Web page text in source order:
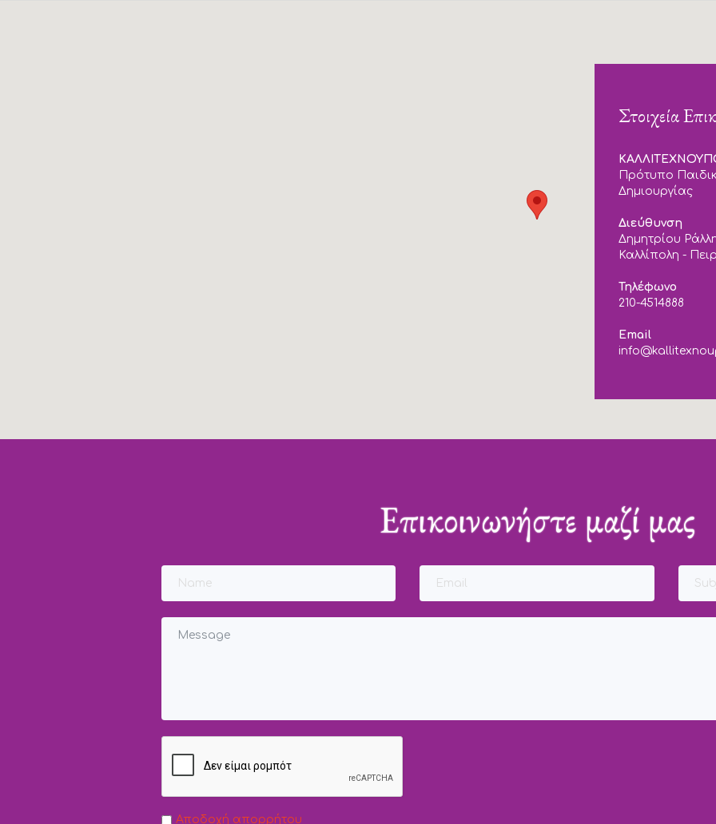
Στοιχεία
Πρότυπο
Δημιουργίας
Διεύθυνση
Δημητρίου
Καλλίπολη -
Τηλέφωνο
210-4514888
Email
Επικοινωνήστε μαζί μας
Αποδοχή απορρήτου